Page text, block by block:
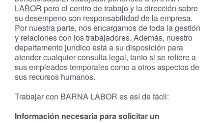
LABOR pero el centro de trabajo y la dirección sobre
su desempeno son responsabilidad de la empresa.
Por nuestra parte, nos encargamos de toda la gestión
y relaciones con los trabajadores. Además, nuestro
departamento jurídico está a su disposición para
atender cualquier consulta legal, tanto si se refiere a
sus empleados temporales como a otros aspectos de
sus recursos humanos.
Trabajar con BARNA LABOR es así de fácil:
Información necesaria para solicitar un